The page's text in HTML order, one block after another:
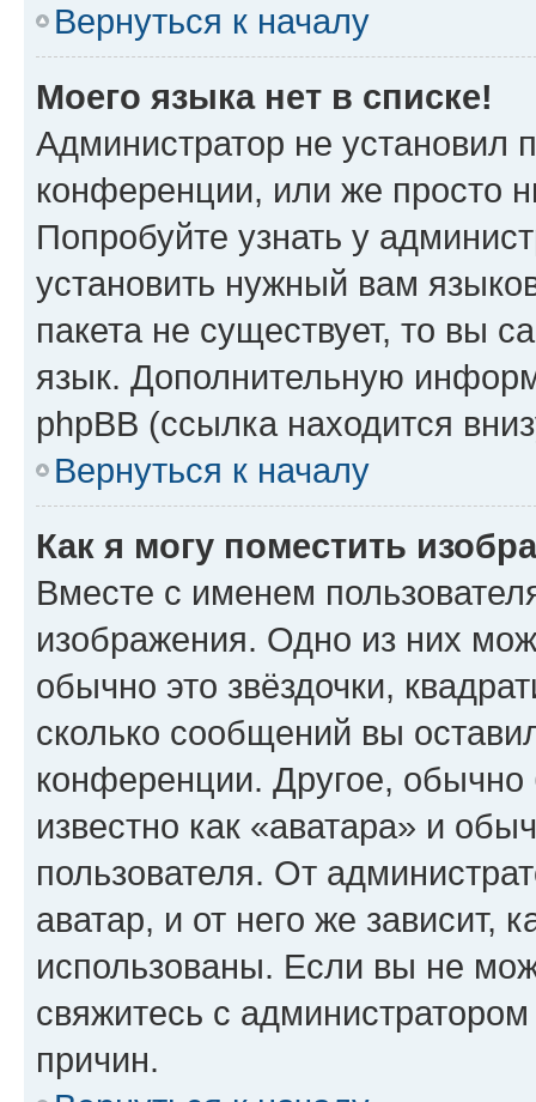
Вернуться к началу
Моего языка нет в списке!
Администратор не установил
конференции, или же просто
Попробуйте узнать у
установить нужный вам
пакета не существует, то вы
язык. Дополнительную
phpBB (ссылка находится
Вернуться к началу
Как я могу поместить
Вместе с именем
изображения. Одно из них
обычно это звёздочки,
сколько сообщений вы
конференции. Другое,
известно как «аватара» и
пользователя. От
аватар, и от него же зависит,
использованы. Если вы не
свяжитесь с
причин.